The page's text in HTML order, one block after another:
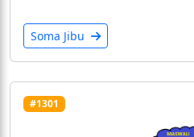
Soma Jibu
#1301